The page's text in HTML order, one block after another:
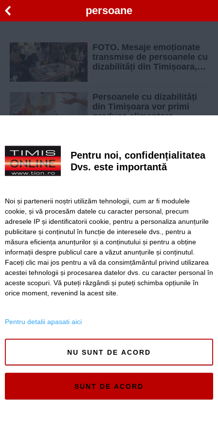
persoane
FOTO. Mesaje emoționate
transmise de persoanele cu
dizabilități din Timișoara,
Persoanele cu dizabilități
din Timișoara vor primi
produse alimentare
Accident la Turnu. Sapte persoane transportate
la spital
Licenta pentru transportul public in Timis, doar
21 de persoane cu dizabilitati din Timisoara,
angajate cu ajutorul asociatiei Colfasa
Înapoi Înainte
SERVICII Redactia
Folosinta Cookie-urilor
Termeni si conditii de utilizare
Timiș Online
ISSN 3008-2323
Pentru noi, confidențialitatea
Dvs. este importantă
Noi și partenerii noștri utilizăm tehnologii, cum ar fi modulele
cookie, și vă procesăm datele cu caracter personal, precum
adresele IP și identificatorii cookie, pentru a personaliza anunțurile
publicitare și conținutul în funcție de interesele dvs., pentru a
măsura eficiența anunțurilor și a conținutului și pentru a obține
informații despre publicul care a văzut anunțurile și conținutul.
Faceți clic mai jos pentru a vă da consimțământul privind utilizarea
acestei tehnologii și procesarea datelor dvs. cu caracter personal în
aceste scopuri. Vă puteți răzgândi și puteți schimba opțiunile în
orice moment, revenind la acest site.
Pentru detalii apasati aici
NU SUNT DE ACORD
SUNT DE ACORD